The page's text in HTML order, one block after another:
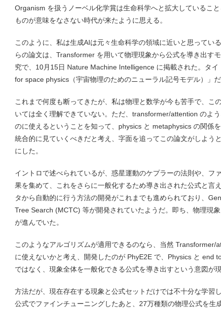
Organism を扱うノーベル化学賞は生命科学へと拡大しているこ
ものが意味をなさない時代が来たように思える。
このように、私は生成AIは元々生命科学の領域に近いと思ってい
らの論文は、Transformer を用いて物理現象から公式を導き出す
究で、10月15日 Nature Machine Intelligence に掲載された。タ
for space physics（宇宙物理のためのニューラル記号モデル）」
これまで何度も断ってきたが、私は物理と数学が今も苦手で、こ
いては全く理解できていない。ただ、transformer/attention のよ
のに使えるということを知って、physics と metaphysics の関係
統合的に見ていくべきだと考え、字面を追ってこの論文がしよう
にした。
イントロで述べられているが、惑星運動のケプラーの法則や、フ
果を集めて、これをさらに一般化するため導き出された公式と言
タから自動的に行う方法の開発がこれまでも進められており、
Tree Search (MCTC) 等が開発されていたようだ。即ち、物理現
が進んでいた。
このようなアルゴリズムが適用できるのなら、当然 Transformer/
に使えないかと考え、開発したのが PhyE2E で、Physics と end
ではなく、現象全体を一般化できる公式を導き出すという意図が
方法だが、現在存在する現象と公式セットだけでは不十分な学習
公式でファインチューニングしたあと、27万種類の物理公式を生